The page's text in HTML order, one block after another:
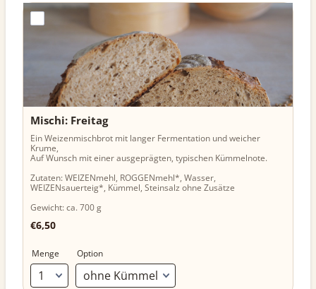
Mischi: Freitag
Ein Weizenmischbrot mit langer Fermentation und weicher
Krume,
Auf Wunsch mit einer ausgeprägten, typischen Kümmelnote.
Zutaten: WEIZENmehl, ROGGENmehl*, Wasser,
WEIZENsauerteig*, Kümmel, Steinsalz ohne Zusätze
Gewicht: ca. 700 g
€6,50
€6,50
Menge Option